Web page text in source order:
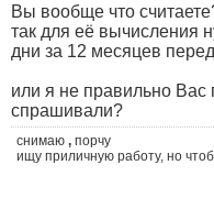
Вы вообще что
так для её вычисления
дни за 12 месяцев
или я не правильно
спрашивали?
снимаю , порчу
ищу приличную работу, но